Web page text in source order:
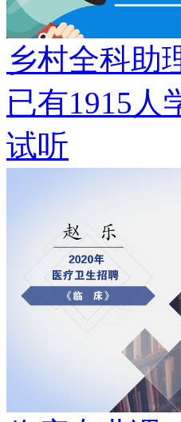
乡村全科助
已有1915 人
试听